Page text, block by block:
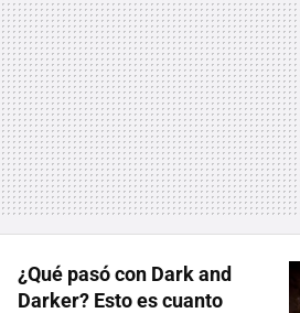
¿Qué pasó con Dark and
Darker? Esto es cuanto